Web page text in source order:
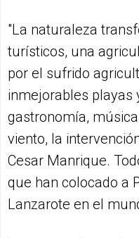
"La naturaleza
turísticos, una
por el sufrido
inmejorables playas
gastronomía,
viento, la
Cesar Manrique.
que han colocado a
Lanzarote en el